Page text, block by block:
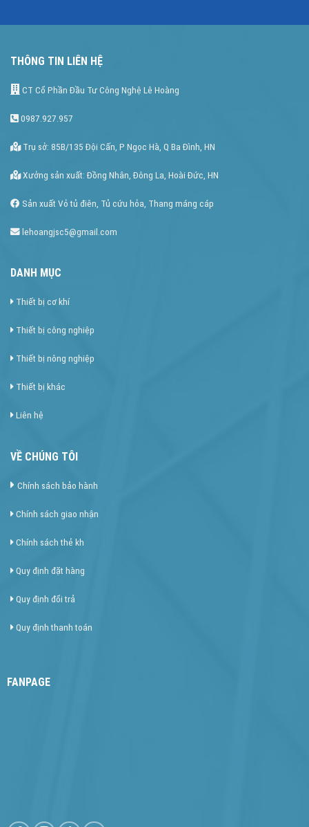
THÔNG TIN LIÊN HỆ
CT Cổ Phần Đầu Tư Công Nghệ Lê Hoàng
0987.927.957
Trụ sở: 85B/135 Đội Cấn, P Ngọc Hà, Q Ba Đình, HN
Xưởng sản xuất: Đồng Nhân, Đông La, Hoài Đức, HN
Sản xuất Vỏ tủ điên, Tủ cứu hỏa, Thang máng cáp
lehoangjsc5@gmail.com
DANH MỤC
Thiết bị cơ khí
Thiết bị công nghiệp
Thiết bị nông nghiệp
Thiết bị khác
Liên hệ
VỀ CHÚNG TÔI
Chính sách bảo hành
Chính sách giao nhận
Chính sách thẻ kh
Quy định đặt hàng
Quy định đổi trả
Quy định thanh toán
FANPAGE